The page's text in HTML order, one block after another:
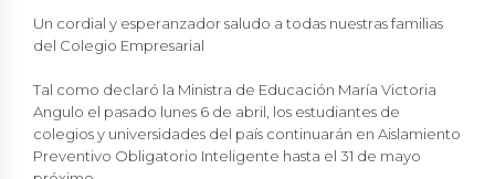
Un cordial y esperanzador saludo a todas nuestras familias
del Colegio Empresarial
Tal como declaró la Ministra de Educación María Victoria
Angulo el pasado lunes 6 de abril, los estudiantes de
colegios y universidades del país continuarán en Aislamiento
Preventivo Obligatorio Inteligente hasta el 31 de mayo